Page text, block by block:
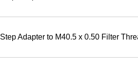
Step Adapter to M40.5 x 0.50 Filter